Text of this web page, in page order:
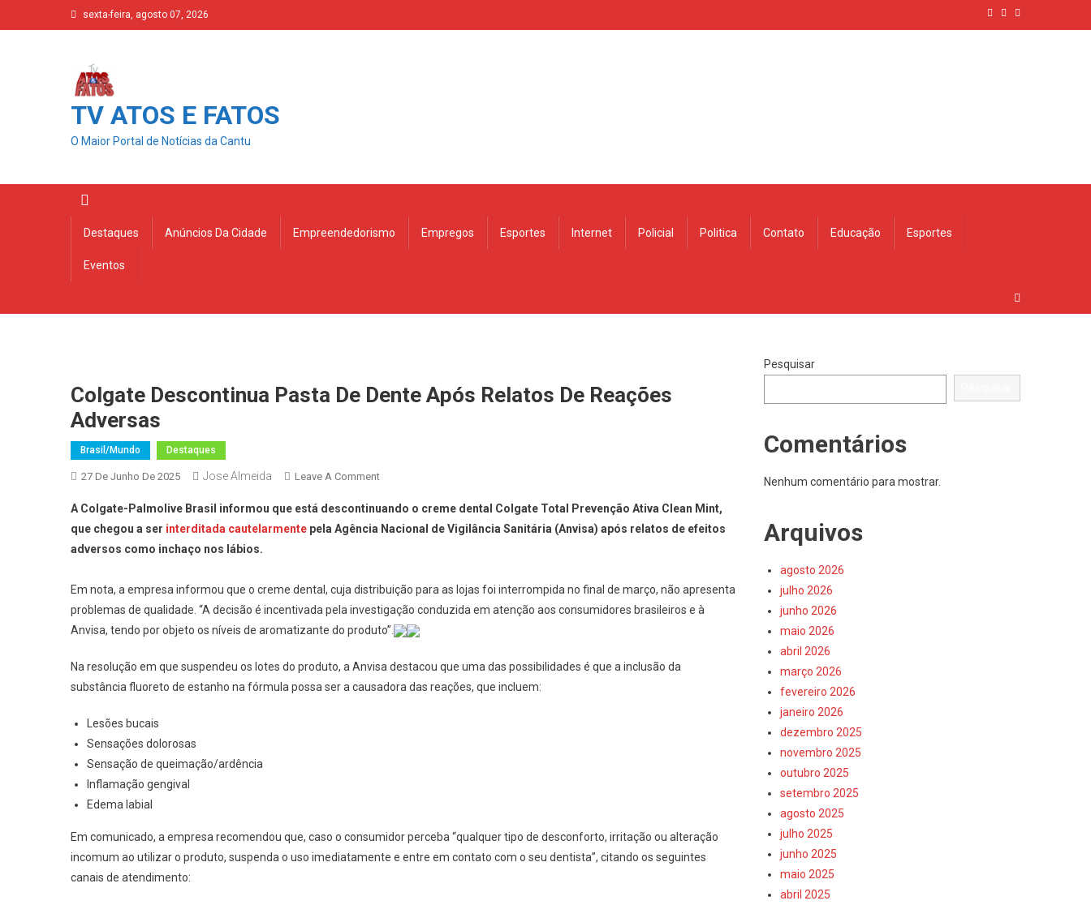
to
sexta-feira, agosto 07, 2026
TV ATOS E FATOS
O Maior Portal de Notícias da Cantu
Destaques Anúncios Da Cidade Empreendedorismo Empregos Esportes Internet Policial Politica Contato Educação Esportes
Eventos
Colgate Descontinua Pasta De Dente Após Relatos De Reações
Adversas
Brasil/Mundo Destaques
27 De Junho De 2025 Jose Almeida Leave A CommentOn
Descontinua
Pasta
Após
Relatos
De
Adversas
A Colgate-Palmolive Brasil informou que está descontinuando o creme dental Colgate Total Prevenção Ativa Clean Mint,
que chegou a ser interditada cautelarmente pela Agência Nacional de Vigilância Sanitária (Anvisa) após relatos de efeitos
adversos como inchaço nos lábios.
Em nota, a empresa informou que o creme dental, cuja distribuição para as lojas foi interrompida no final de março, não apresenta
problemas de qualidade. “A decisão é incentivada pela investigação conduzida em atenção aos consumidores brasileiros e à
Anvisa, tendo por objeto os níveis de aromatizante do produto”.
Na resolução em que suspendeu os lotes do produto, a Anvisa destacou que uma das possibilidades é que a inclusão da
substância fluoreto de estanho na fórmula possa ser a causadora das reações, que incluem:
Lesões bucais
Sensações dolorosas
Sensação de queimação/ardência
Inflamação gengival
Edema labial
Em comunicado, a empresa recomendou que, caso o consumidor perceba “qualquer tipo de desconforto, irritação ou alteração
incomum ao utilizar o produto, suspenda o uso imediatamente e entre em contato com o seu dentista”, citando os seguintes
canais de atendimento:
Pesquisar
Comentários
Nenhum comentário para mostrar.
Arquivos
agosto 2026
julho 2026
junho 2026
maio 2026
abril 2026
março 2026
fevereiro 2026
janeiro 2026
dezembro 2025
novembro 2025
outubro 2025
setembro 2025
agosto 2025
julho 2025
junho 2025
maio 2025
abril 2025